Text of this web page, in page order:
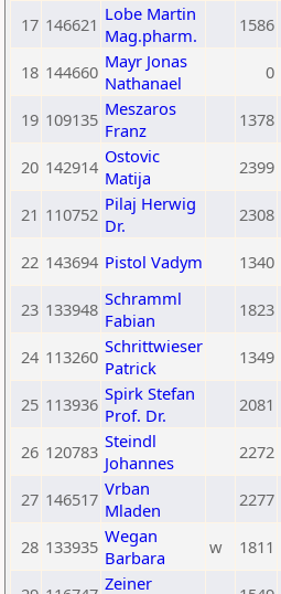
17 146621 Lobe Martin
Mag.pharm.
1586
18 144660 Mayr Jonas
Nathanael
0
19 109135 Meszaros
Franz
1378
20 142914 Ostovic
Matija
2399
21 110752 Pilaj Herwig
Dr.
2308
22 143694 Pistol Vadym 1340
23 133948 Schramml
Fabian
1823
24 113260 Schrittwieser
Patrick
1349
25 113936 Spirk Stefan
Prof. Dr.
2081
26 120783 Steindl
Johannes
2272
27 146517 Vrban
Mladen
2277
28 133935 Wegan
Barbara
w 1811
Zeiner